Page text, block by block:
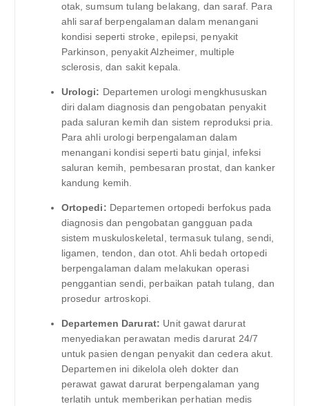
otak, sumsum tulang belakang, dan saraf. Para
ahli saraf berpengalaman dalam menangani
kondisi seperti stroke, epilepsi, penyakit
Parkinson, penyakit Alzheimer, multiple
sclerosis, dan sakit kepala.
Urologi: Departemen urologi mengkhususkan
diri dalam diagnosis dan pengobatan penyakit
pada saluran kemih dan sistem reproduksi pria.
Para ahli urologi berpengalaman dalam
menangani kondisi seperti batu ginjal, infeksi
saluran kemih, pembesaran prostat, dan kanker
kandung kemih.
Ortopedi: Departemen ortopedi berfokus pada
diagnosis dan pengobatan gangguan pada
sistem muskuloskeletal, termasuk tulang, sendi,
ligamen, tendon, dan otot. Ahli bedah ortopedi
berpengalaman dalam melakukan operasi
penggantian sendi, perbaikan patah tulang, dan
prosedur artroskopi.
Departemen Darurat: Unit gawat darurat
menyediakan perawatan medis darurat 24/7
untuk pasien dengan penyakit dan cedera akut.
Departemen ini dikelola oleh dokter dan
perawat gawat darurat berpengalaman yang
terlatih untuk memberikan perhatian medis